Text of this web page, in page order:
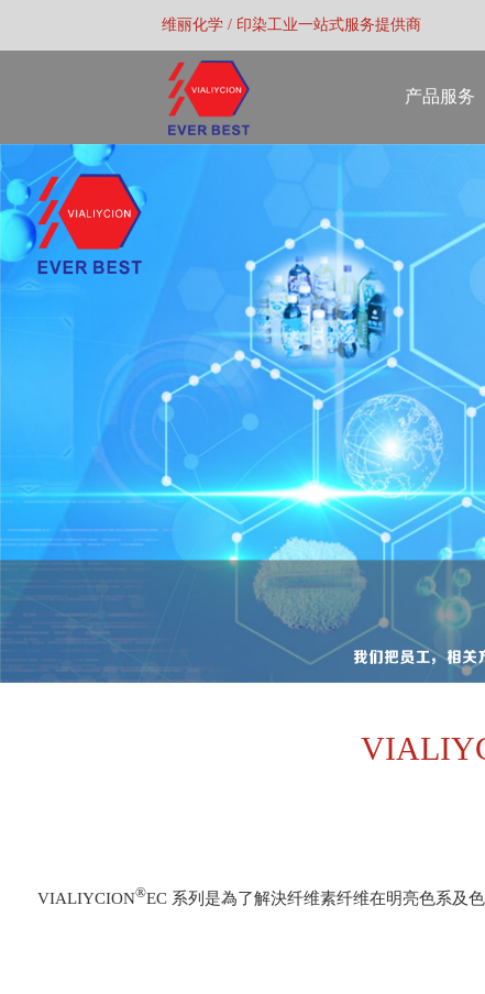
维丽化学 / 印染工业一站式服务提供商
产品服务
VIALIYCION®EC 系列是為了解決纤维素纤维在明亮色系及